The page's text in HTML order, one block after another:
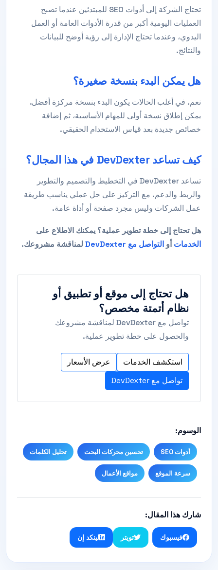
تحتاج الشركة إلى أدوات SEO للمبتدئين عندما تصبح
العمليات اليومية أكبر من قدرة الأدوات العامة أو العمل
اليدوي، وعندما تحتاج الإدارة إلى رؤية أوضح للبيانات
والنتائج.
هل يمكن البدء بنسخة صغيرة؟
نعم، في أغلب الحالات يكون البدء بنسخة مركزة أفضل.
يمكن إطلاق نسخة أولى للمهام الأساسية، ثم إضافة
خصائص جديدة بعد قياس الاستخدام الحقيقي.
كيف تساعد DevDexter في هذا المجال؟
تساعد DevDexter في التخطيط والتصميم والتطوير
والربط والدعم، مع التركيز على حل عملي يناسب طريقة
عمل الشركات وليس مجرد صفحة أو أداة عامة.
هل تحتاج إلى خطة تطوير عملية؟ يمكنك الاطلاع على
الخدمات أو التواصل مع DevDexter لمناقشة مشروعك.
هل تحتاج إلى موقع أو تطبيق أو
نظام أتمتة مخصص؟
تواصل مع DevDexter لمناقشة مشروعك
والحصول على خطة تطوير عملية.
استكشف الخدمات
عرض الأسعار
تواصل مع DevDexter
الوسوم:
أدوات SEO تحسين محركات البحث تحليل الكلمات
سرعة الموقع مواقع الأعمال
شارك هذا المقال:
فيسبوك تويتر لينكد إن